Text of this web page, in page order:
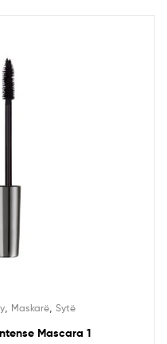
, Maskarë, Sytë
Mascara 1